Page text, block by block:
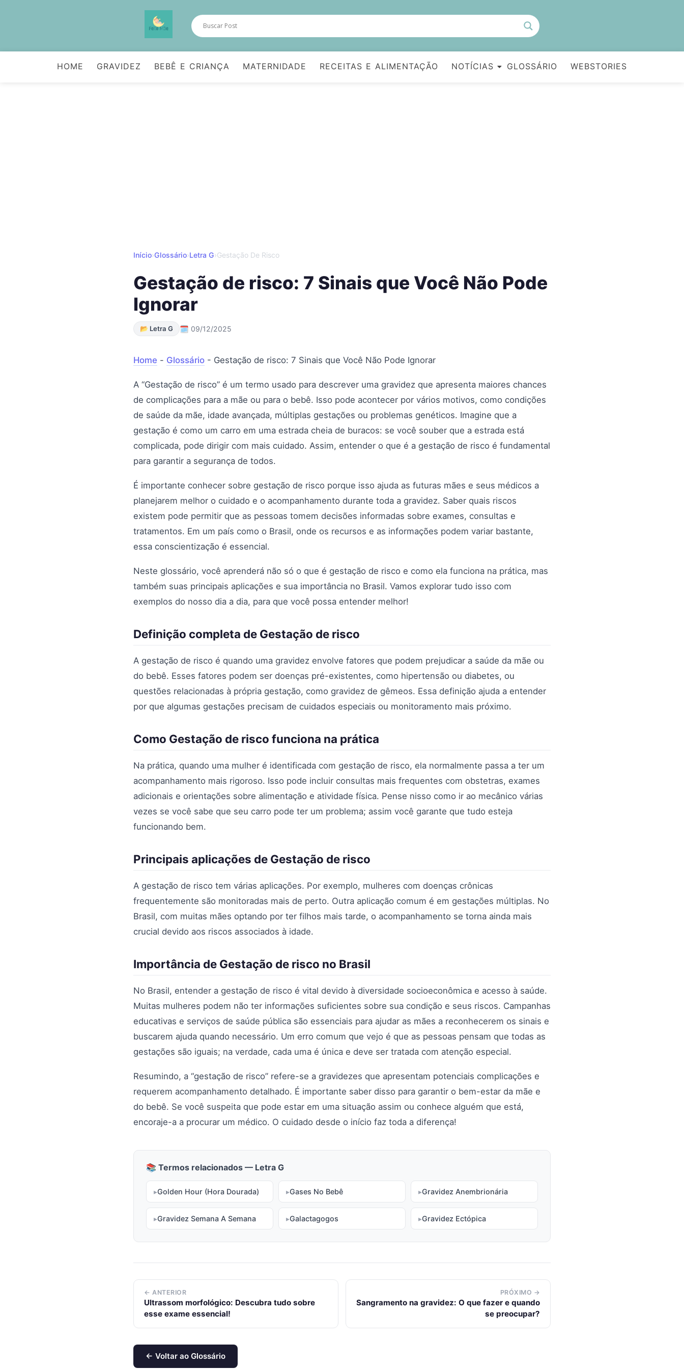
HOME GRAVIDEZ BEBÊ E CRIANÇA MATERNIDADE RECEITAS E ALIMENTAÇÃO NOTÍCIAS GLOSSÁRIO WEBSTORIES
Início›Glossário›Letra G›Gestação De Risco
Gestação de risco: 7 Sinais que Você Não Pode
Ignorar
📂 Letra G 🗓 09/12/2025
Home - Glossário - Gestação de risco: 7 Sinais que Você Não Pode Ignorar
A “Gestação de risco” é um termo usado para descrever uma gravidez que apresenta maiores chances
de complicações para a mãe ou para o bebê. Isso pode acontecer por vários motivos, como condições
de saúde da mãe, idade avançada, múltiplas gestações ou problemas genéticos. Imagine que a
gestação é como um carro em uma estrada cheia de buracos: se você souber que a estrada está
complicada, pode dirigir com mais cuidado. Assim, entender o que é a gestação de risco é fundamental
para garantir a segurança de todos.
É importante conhecer sobre gestação de risco porque isso ajuda as futuras mães e seus médicos a
planejarem melhor o cuidado e o acompanhamento durante toda a gravidez. Saber quais riscos
existem pode permitir que as pessoas tomem decisões informadas sobre exames, consultas e
tratamentos. Em um país como o Brasil, onde os recursos e as informações podem variar bastante,
essa conscientização é essencial.
Neste glossário, você aprenderá não só o que é gestação de risco e como ela funciona na prática, mas
também suas principais aplicações e sua importância no Brasil. Vamos explorar tudo isso com
exemplos do nosso dia a dia, para que você possa entender melhor!
Definição completa de Gestação de risco
A gestação de risco é quando uma gravidez envolve fatores que podem prejudicar a saúde da mãe ou
do bebê. Esses fatores podem ser doenças pré-existentes, como hipertensão ou diabetes, ou
questões relacionadas à própria gestação, como gravidez de gêmeos. Essa definição ajuda a entender
por que algumas gestações precisam de cuidados especiais ou monitoramento mais próximo.
Como Gestação de risco funciona na prática
Na prática, quando uma mulher é identificada com gestação de risco, ela normalmente passa a ter um
acompanhamento mais rigoroso. Isso pode incluir consultas mais frequentes com obstetras, exames
adicionais e orientações sobre alimentação e atividade física. Pense nisso como ir ao mecânico várias
vezes se você sabe que seu carro pode ter um problema; assim você garante que tudo esteja
funcionando bem.
Principais aplicações de Gestação de risco
A gestação de risco tem várias aplicações. Por exemplo, mulheres com doenças crônicas
frequentemente são monitoradas mais de perto. Outra aplicação comum é em gestações múltiplas. No
Brasil, com muitas mães optando por ter filhos mais tarde, o acompanhamento se torna ainda mais
crucial devido aos riscos associados à idade.
Importância de Gestação de risco no Brasil
No Brasil, entender a gestação de risco é vital devido à diversidade socioeconômica e acesso à saúde.
Muitas mulheres podem não ter informações suficientes sobre sua condição e seus riscos. Campanhas
educativas e serviços de saúde pública são essenciais para ajudar as mães a reconhecerem os sinais e
buscarem ajuda quando necessário. Um erro comum que vejo é que as pessoas pensam que todas as
gestações são iguais; na verdade, cada uma é única e deve ser tratada com atenção especial.
Resumindo, a “gestação de risco” refere-se a gravidezes que apresentam potenciais complicações e
requerem acompanhamento detalhado. É importante saber disso para garantir o bem-estar da mãe e
do bebê. Se você suspeita que pode estar em uma situação assim ou conhece alguém que está,
encoraje-a a procurar um médico. O cuidado desde o início faz toda a diferença!
📚 Termos relacionados — Letra G
Golden Hour (Hora Dourada) Gases No Bebê Gravidez Anembrionária
Gravidez Semana A Semana Galactagogos Gravidez Ectópica
← ANTERIOR
Ultrassom morfológico: Descubra tudo sobre
esse exame essencial!
PRÓXIMO →
Sangramento na gravidez: O que fazer e quando
se preocupar?
← Voltar ao Glossário